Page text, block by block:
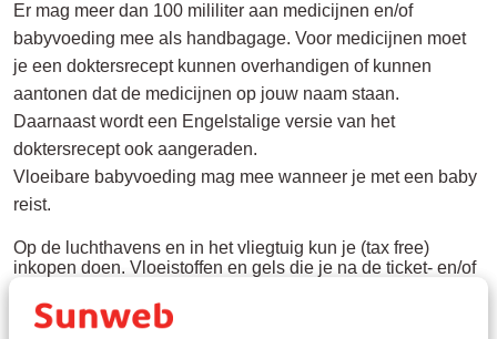
Er mag meer dan 100 mililiter aan medicijnen en/of
babyvoeding mee als handbagage. Voor medicijnen moet
je een doktersrecept kunnen overhandigen of kunnen
aantonen dat de medicijnen op jouw naam staan.
Daarnaast wordt een Engelstalige versie van het
doktersrecept ook aangeraden.
Vloeibare babyvoeding mag mee wanneer je met een baby
reist.
Op de luchthavens en in het vliegtuig kun je (tax free)
inkopen doen. Vloeistoffen en gels die je na de ticket- en/of
verpakt en waar nodig verzegeld. Wanneer je een overstap
hebt, mag je het zegel niet verbreken tot je op jouw